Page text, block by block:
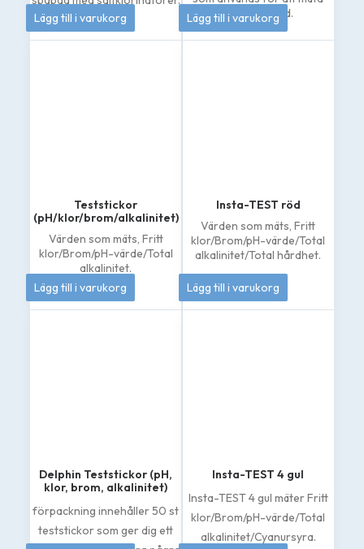
185kr
Lägg till i varukorg
natriumklorid.
262kr
Lägg till i varukorg
Teststickor
(pH/klor/brom/alkalinitet)
Värden som mäts, Fritt
klor/Brom/pH-värde/Total
alkalinitet.
79kr
Lägg till i varukorg
Insta-TEST röd
Värden som mäts, Fritt
klor/Brom/pH-värde/Total
alkalinitet/Total hårdhet.
208kr
Lägg till i varukorg
Delphin Teststickor (pH,
klor, brom, alkalinitet)
förpackning innehåller 50 st
teststickor som ger dig ett
Insta-TEST 4 gul
Insta-TEST 4 gul mäter Fritt
klor/Brom/pH-värde/Total
alkalinitet/Cyanursyra.